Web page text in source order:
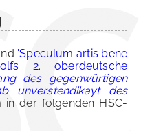
'Speculum artis bene
2. oberdeutsche
des gegenwürtigen
unverstendikayt des
der folgenden HSC-